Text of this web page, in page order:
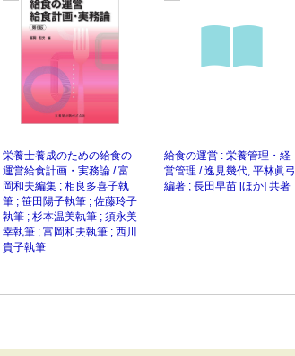
栄養士養成のための給食の
運営給食計画・実務論 / 富
岡和夫編集 ; 相良多喜子執
筆 ; 笹田陽子執筆 ; 佐藤玲子
執筆 ; 杉本温美執筆 ; 須永美
幸執筆 ; 富岡和夫執筆 ; 西川
貴子執筆
給食の運営 : 栄養管理・経
営管理 / 逸見幾代, 平林眞弓
編著 ; 長田早苗 [ほか] 共著